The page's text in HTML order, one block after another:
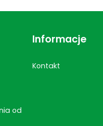
od
Informacje
Kontakt